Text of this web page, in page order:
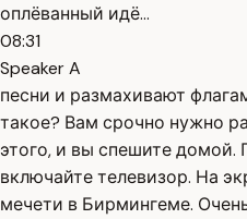
оплёванный идё...
08:31
Speaker A
песни и размахивают
такое? Вам срочно нужно
этого, и вы спешите домой.
включайте телевизор. На
мечети в Бирмингеме.